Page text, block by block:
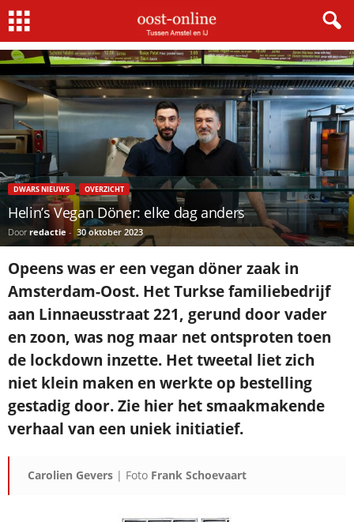
Home Helin’s Vegan Döner: elke dag anders
DWARS NIEUWS OVERZICHT
Helin’s Vegan Döner: elke dag anders
Door redactie - 30 oktober 2023
Opeens was er een vegan döner zaak in
Amsterdam-Oost. Het Turkse familiebedrijf
aan Linnaeusstraat 221, gerund door vader
en zoon, was nog maar net ontsproten toen
de lockdown inzette. Het tweetal liet zich
niet klein maken en werkte op bestelling
gestadig door. Zie hier het smaakmakende
verhaal van een uniek initiatief.
Carolien Gevers | Foto Frank Schoevaart